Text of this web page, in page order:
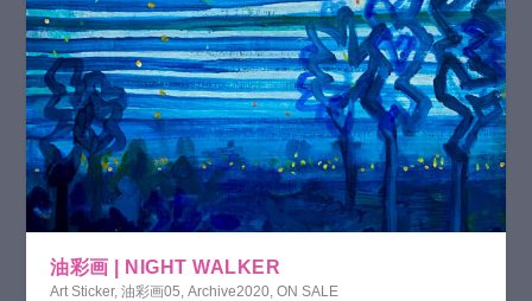
油彩画 | NIGHT WALKER
Art Sticker,油彩画05 ,Archive2020 ,ON SALE